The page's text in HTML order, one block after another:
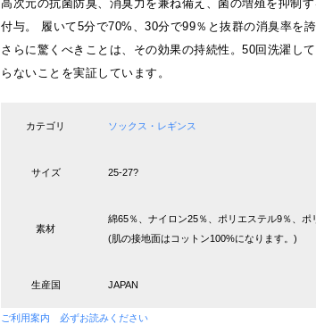
高次元の抗菌防臭、消臭力を兼ね備え、菌の増殖を抑制
付与。 履いて5分で70%、30分で99％と抜群の消臭率を誇
さらに驚くべきことは、その効果の持続性。50回洗濯し
らないことを実証しています。
カテゴリ ソックス・レギンス
サイズ 25-27?
素材
綿65％、ナイロン25％、ポリエステル9％、ポ
(肌の接地面はコットン100%になります。)
生産国 JAPAN
ご利用案内 必ずお読みください